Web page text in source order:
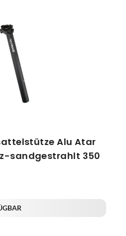
Alu Atar
sandgestrahlt 350